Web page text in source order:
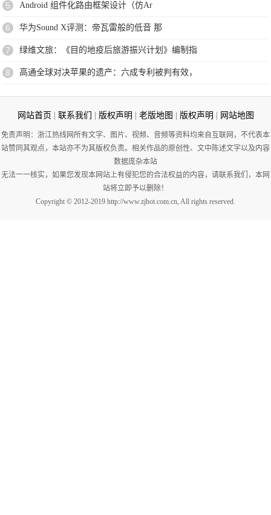
5 Android 组件化路由框架设计（仿Ar
6 华为Sound X评测：帝瓦雷般的低音 那
7 绿维文旅：《目的地疫后旅游振兴计划》编制指
8 高通全球对决苹果的遗产：六成专利被判有效，
网站首页 联系我们 版权声明 老版地图 版权声明 网站地图
免责声明：浙江热线网所有文字、图片、视频、音频等资料均来自互联网，不代表本
站赞同其观点，本站亦不为其版权负责。相关作品的原创性、文中陈述文字以及内容
数据庞杂本站
无法一一核实，如果您发现本网站上有侵犯您的合法权益的内容，请联系我们，本网
站将立即予以删除！
Copyright © 2012-2019 http://www.zjhot.com.cn, All rights reserved.